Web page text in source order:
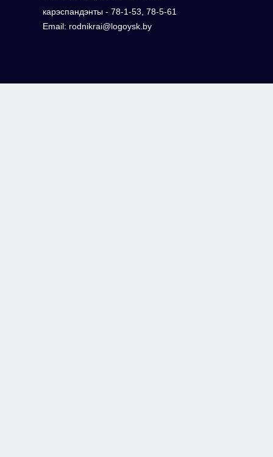
карэспандэнты - 78-1-53, 78-5-61
Email: rodnikrai@logoysk.by